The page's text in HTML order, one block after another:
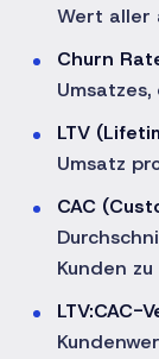
Wert aller
Churn
LTV
Umsatz
CAC
Kunden
LTV:CAC-